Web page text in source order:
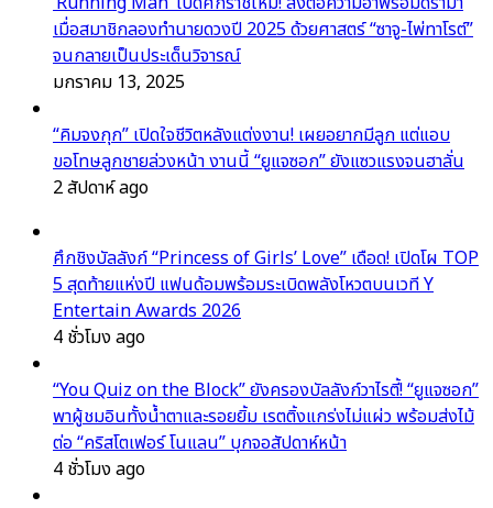
เมื่อสมาชิกลองทำนายดวงปี 2025 ด้วยศาสตร์ “ซาจู-ไพ่ทาโรต์”
จนกลายเป็นประเด็นวิจารณ์
มกราคม 13, 2025
“คิมจงกุก” เปิดใจชีวิตหลังแต่งงาน! เผยอยากมีลูก แต่แอบ
ขอโทษลูกชายล่วงหน้า งานนี้ “ยูแจซอก” ยังแซวแรงจนฮาลั่น
2 สัปดาห์ ago
ศึกชิงบัลลังก์ “Princess of Girls’ Love” เดือด! เปิดโผ TOP
5 สุดท้ายแห่งปี แฟนด้อมพร้อมระเบิดพลังโหวตบนเวที Y
Entertain Awards 2026
4 ชั่วโมง ago
“You Quiz on the Block” ยังครองบัลลังก์วาไรตี้! “ยูแจซอก”
พาผู้ชมอินทั้งน้ำตาและรอยยิ้ม เรตติ้งแกร่งไม่แผ่ว พร้อมส่งไม้
ต่อ “คริสโตเฟอร์ โนแลน” บุกจอสัปดาห์หน้า
4 ชั่วโมง ago